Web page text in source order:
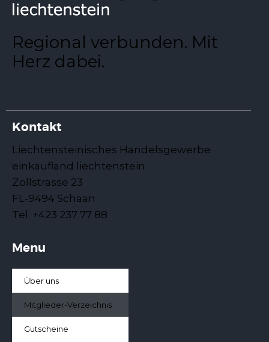
Regional verbunden. Mit
Herz dabei.
Kontakt
Liechtensteinisches Handelsgewerbe
einkaufland liechtenstein
Zollstrasse 23
FL-9494 Schaan
Tel. +423 237 77 88
Menu
Über uns
Mitglieder-Verzeichnis
Gutscheine